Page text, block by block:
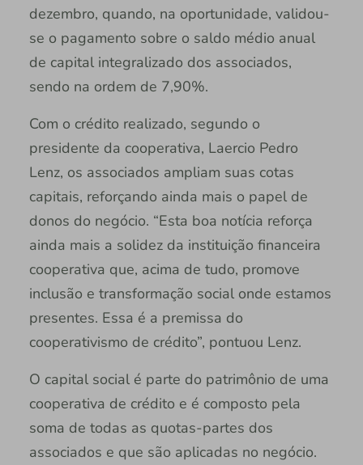
dezembro, quando, na oportunidade, validou-
se o pagamento sobre o saldo médio anual
de capital integralizado dos associados,
sendo na ordem de 7,90%.
Com o crédito realizado, segundo o
presidente da cooperativa, Laercio Pedro
Lenz, os associados ampliam suas cotas
capitais, reforçando ainda mais o papel de
donos do negócio. “Esta boa notícia reforça
ainda mais a solidez da instituição financeira
cooperativa que, acima de tudo, promove
inclusão e transformação social onde estamos
presentes. Essa é a premissa do
cooperativismo de crédito”, pontuou Lenz.
O capital social é parte do patrimônio de uma
cooperativa de crédito e é composto pela
soma de todas as quotas-partes dos
associados e que são aplicadas no negócio.